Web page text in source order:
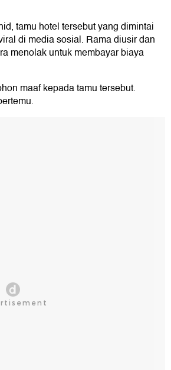
tamu hotel tersebut yang dimintai
di media sosial. Rama diusir dan
menolak untuk membayar biaya
maaf kepada tamu tersebut.